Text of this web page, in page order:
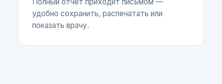
удобно сохранить, распечатать или
показать врачу.